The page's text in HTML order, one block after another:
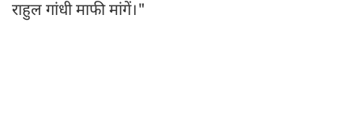
राहुल गांधी माफी मांगें।"